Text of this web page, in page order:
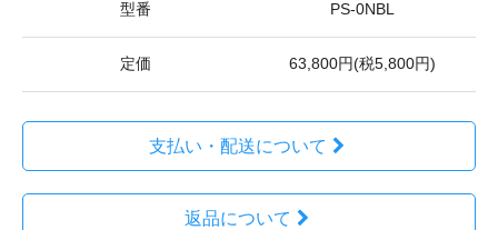
型番 PS-0NBL
定価 63,800円(税5,800円)
支払い・配送について
返品について